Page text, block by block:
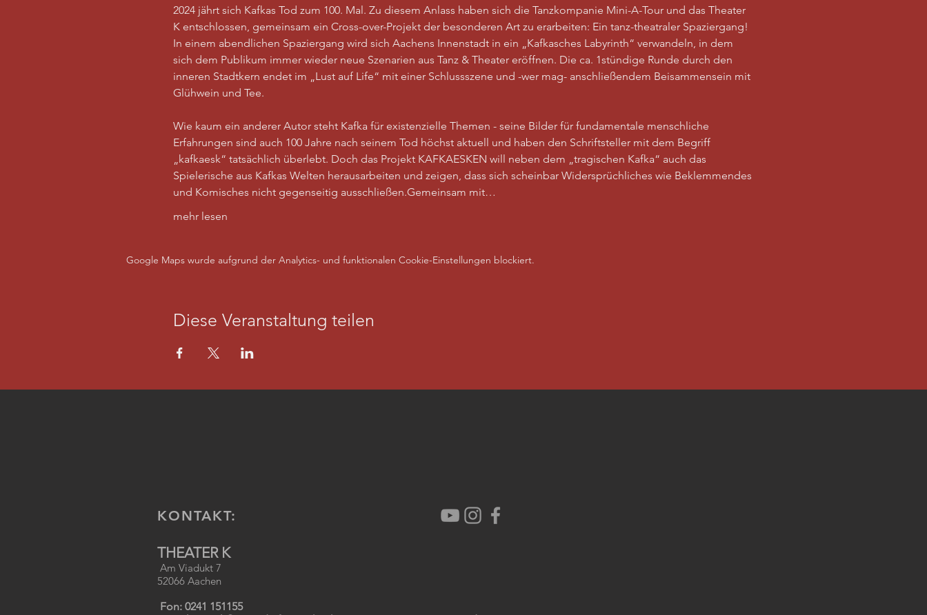
2024 jährt sich Kafkas Tod zum 100. Mal. Zu diesem Anlass haben sich die Tanzkompanie Mini-A-Tour und das Theater
K entschlossen, gemeinsam ein Cross-over-Projekt der besonderen Art zu erarbeiten: Ein tanz-theatraler Spaziergang!
In einem abendlichen Spaziergang wird sich Aachens Innenstadt in ein „Kafkasches Labyrinth“ verwandeln, in dem
sich dem Publikum immer wieder neue Szenarien aus Tanz & Theater eröffnen. Die ca. 1stündige Runde durch den
inneren Stadtkern endet im „Lust auf Life“ mit einer Schlussszene und -wer mag- anschließendem Beisammensein mit
Glühwein und Tee.
Wie kaum ein anderer Autor steht Kafka für existenzielle Themen - seine Bilder für fundamentale menschliche
Erfahrungen sind auch 100 Jahre nach seinem Tod höchst aktuell und haben den Schriftsteller mit dem Begriff
„kafkaesk“ tatsächlich überlebt. Doch das Projekt KAFKAESKEN will neben dem „tragischen Kafka“ auch das
Spielerische aus Kafkas Welten herausarbeiten und zeigen, dass sich scheinbar Widersprüchliches wie Beklemmendes
und Komisches nicht gegenseitig ausschließen.Gemeinsam mit…
mehr lesen
Google Maps wurde aufgrund der Analytics- und funktionalen Cookie-Einstellungen blockiert.
Diese Veranstaltung teilen
KONTAKT:
THEATER K
Am Viadukt 7
52066 Aachen
Fon: 0241 151155